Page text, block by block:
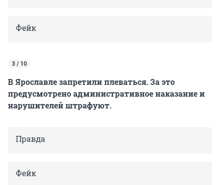
Фейк
3 / 10
В Ярославле запретили плеваться. За это
предусмотрено административное наказание и
нарушителей штрафуют.
Правда
Фейк